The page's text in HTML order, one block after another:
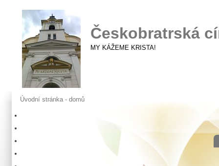
Českobratrská
MY KÁŽEME KRISTA!
Úvodní stránka - domů